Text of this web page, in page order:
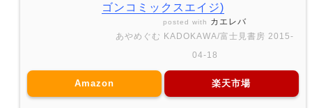
ゴンコミックスエイジ)
posted with カエレバ
あやめぐむ KADOKAWA/富士見書房 2015-
04-18
Amazon 楽天市場